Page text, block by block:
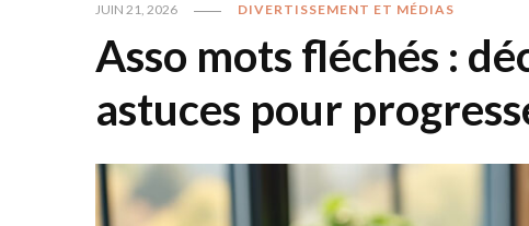
JUIN 21, 2026 DIVERTISSEMENT ET MÉDIAS
Asso mots fléchés :
astuces pour